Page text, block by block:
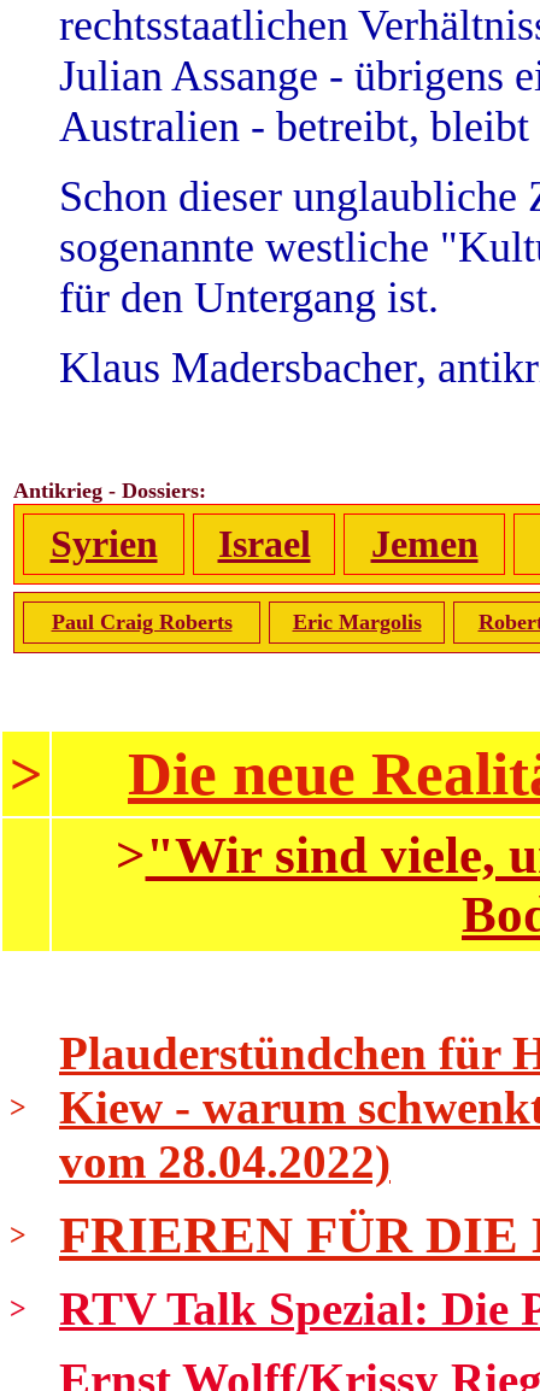
rechtsstaatlichen
Julian Assange - übrigens
Australien - betreibt, bleibt
Schon dieser unglaubliche
sogenannte westliche
für den Untergang ist.
Klaus Madersbacher,
Antikrieg - Dossiers:
Syrien Israel Jemen
Paul Craig Roberts Eric Margolis
> Die neue
>"Wir sind viele,
>
Plauderstündchen für
Kiew - warum
vom 28.04.2022)
> FRIEREN FÜR
> RTV Talk Spezial: Die
Ernst Wolff/Krissy